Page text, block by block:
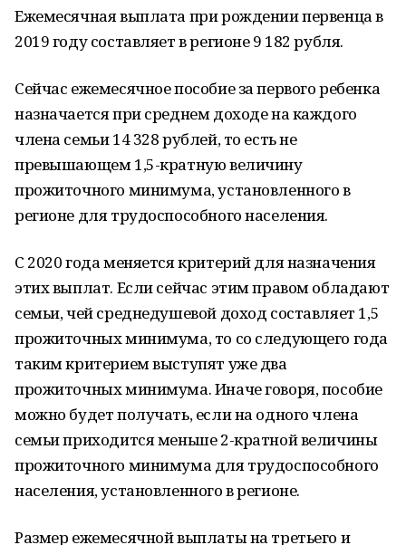
Ежемесячная выплата при рождении первенца в
2019 году составляет в регионе 9 182 рубля.
Сейчас ежемесячное пособие за первого ребенка
назначается при среднем доходе на каждого
члена семьи 14 328 рублей, то есть не
превышающем 1,5-кратную величину
прожиточного минимума, установленного в
регионе для трудоспособного населения.
С 2020 года меняется критерий для назначения
этих выплат. Если сейчас этим правом обладают
семьи, чей среднедушевой доход составляет 1,5
прожиточных минимума, то со следующего года
таким критерием выступят уже два
прожиточных минимума. Иначе говоря, пособие
можно будет получать, если на одного члена
семьи приходится меньше 2-кратной величины
прожиточного минимума для трудоспособного
населения, установленного в регионе.
Размер ежемесячной выплаты на третьего и